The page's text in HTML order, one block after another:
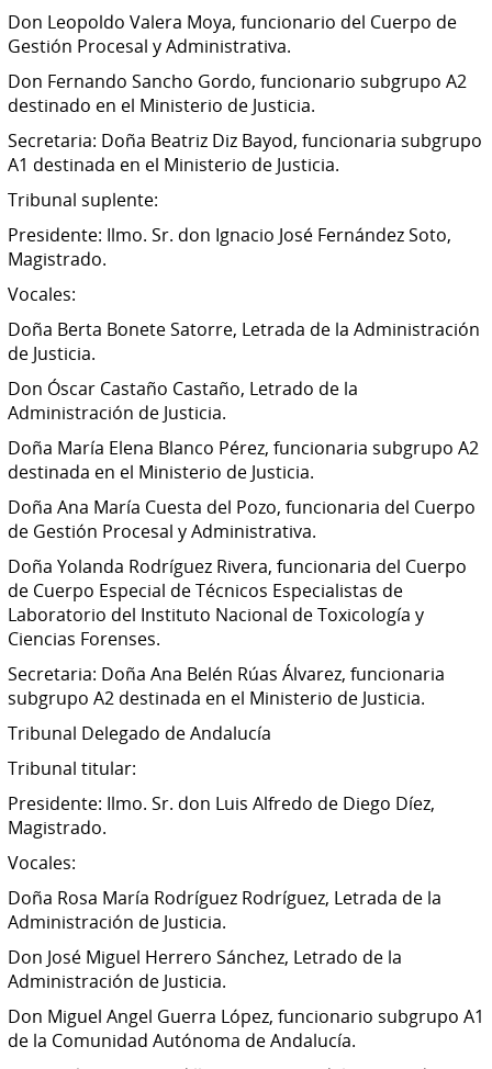
Don Leopoldo Valera Moya, funcionario del Cuerpo de
Gestión Procesal y Administrativa.
Don Fernando Sancho Gordo, funcionario subgrupo A2
destinado en el Ministerio de Justicia.
Secretaria: Doña Beatriz Diz Bayod, funcionaria subgrupo
A1 destinada en el Ministerio de Justicia.
Tribunal suplente:
Presidente: Ilmo. Sr. don Ignacio José Fernández Soto,
Magistrado.
Vocales:
Doña Berta Bonete Satorre, Letrada de la Administración
de Justicia.
Don Óscar Castaño Castaño, Letrado de la
Administración de Justicia.
Doña María Elena Blanco Pérez, funcionaria subgrupo A2
destinada en el Ministerio de Justicia.
Doña Ana María Cuesta del Pozo, funcionaria del Cuerpo
de Gestión Procesal y Administrativa.
Doña Yolanda Rodríguez Rivera, funcionaria del Cuerpo
de Cuerpo Especial de Técnicos Especialistas de
Laboratorio del Instituto Nacional de Toxicología y
Ciencias Forenses.
Secretaria: Doña Ana Belén Rúas Álvarez, funcionaria
subgrupo A2 destinada en el Ministerio de Justicia.
Tribunal Delegado de Andalucía
Tribunal titular:
Presidente: Ilmo. Sr. don Luis Alfredo de Diego Díez,
Magistrado.
Vocales:
Doña Rosa María Rodríguez Rodríguez, Letrada de la
Administración de Justicia.
Don José Miguel Herrero Sánchez, Letrado de la
Administración de Justicia.
Don Miguel Angel Guerra López, funcionario subgrupo A1
de la Comunidad Autónoma de Andalucía.